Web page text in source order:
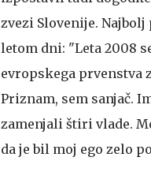
zvezi Slovenije.
letom dni: "Leta 2008
evropskega prvenstva
Priznam, sem sanjač.
zamenjali štiri vlade.
da je bil moj ego zelo